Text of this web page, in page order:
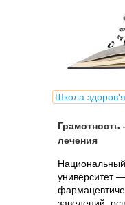
Школа здоров'я
Грамотность
лечения
университет